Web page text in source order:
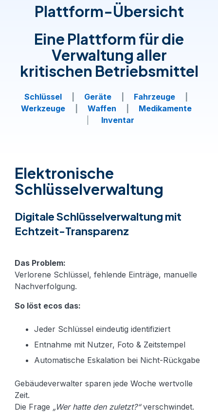
Plattform-Übersicht
Eine Plattform für die
Verwaltung aller
kritischen Betriebsmittel
Schlüssel Geräte Fahrzeuge
Werkzeuge
Waffen
Medikamente
Inventar
Elektronische
Schlüsselverwaltung
Digitale Schlüsselverwaltung mit
Echtzeit-Transparenz
Das Problem:
Verlorene Schlüssel, fehlende Einträge, manuelle
Nachverfolgung.
So löst ecos das:
Jeder Schlüssel eindeutig identifiziert
Entnahme mit Nutzer, Foto & Zeitstempel
Automatische Eskalation bei Nicht-Rückgabe
Gebäudeverwalter sparen jede Woche wertvolle
Zeit.
Die Frage „Wer hatte den zuletzt?“verschwindet.